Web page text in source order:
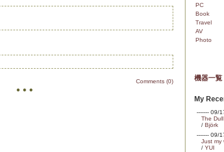
Comments (0)
• • •
PC
Book
Travel
AV
Photo
機器一覧
My
------- 09/
The
/ Björk
------- 09/
Just my
/ YUI